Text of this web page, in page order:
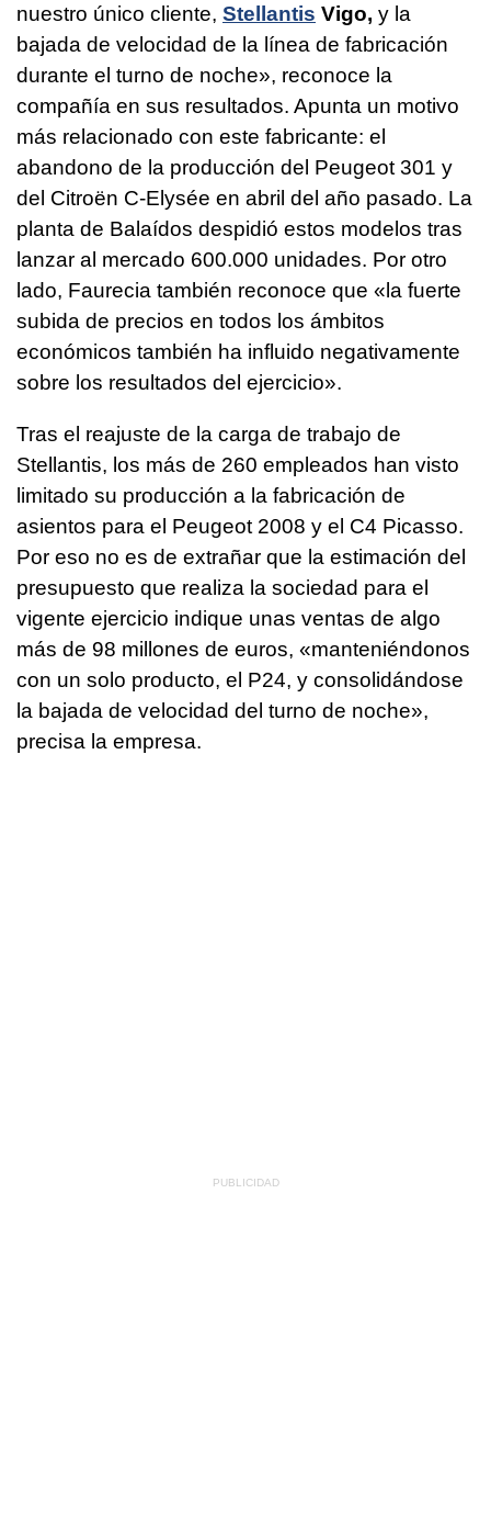
nuestro único cliente, Stellantis Vigo, y la
bajada de velocidad de la línea de fabricación
durante el turno de noche», reconoce la
compañía en sus resultados. Apunta un motivo
más relacionado con este fabricante: el
abandono de la producción del Peugeot 301 y
del Citroën C-Elysée en abril del año pasado. La
planta de Balaídos despidió estos modelos tras
lanzar al mercado 600.000 unidades. Por otro
lado, Faurecia también reconoce que «la fuerte
subida de precios en todos los ámbitos
económicos también ha influido negativamente
sobre los resultados del ejercicio».
Tras el reajuste de la carga de trabajo de
Stellantis, los más de 260 empleados han visto
limitado su producción a la fabricación de
asientos para el Peugeot 2008 y el C4 Picasso.
Por eso no es de extrañar que la estimación del
presupuesto que realiza la sociedad para el
vigente ejercicio indique unas ventas de algo
más de 98 millones de euros, «manteniéndonos
con un solo producto, el P24, y consolidándose
la bajada de velocidad del turno de noche»,
precisa la empresa.